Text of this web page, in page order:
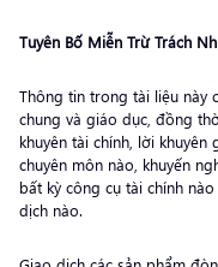
Tuyên Bố Miễn Trừ Trách
Thông tin trong tài liệu này
chung và giáo dục, đồng
khuyên tài chính, lời
chuyên môn nào, khuyến
bất kỳ công cụ tài chính
dịch nào.